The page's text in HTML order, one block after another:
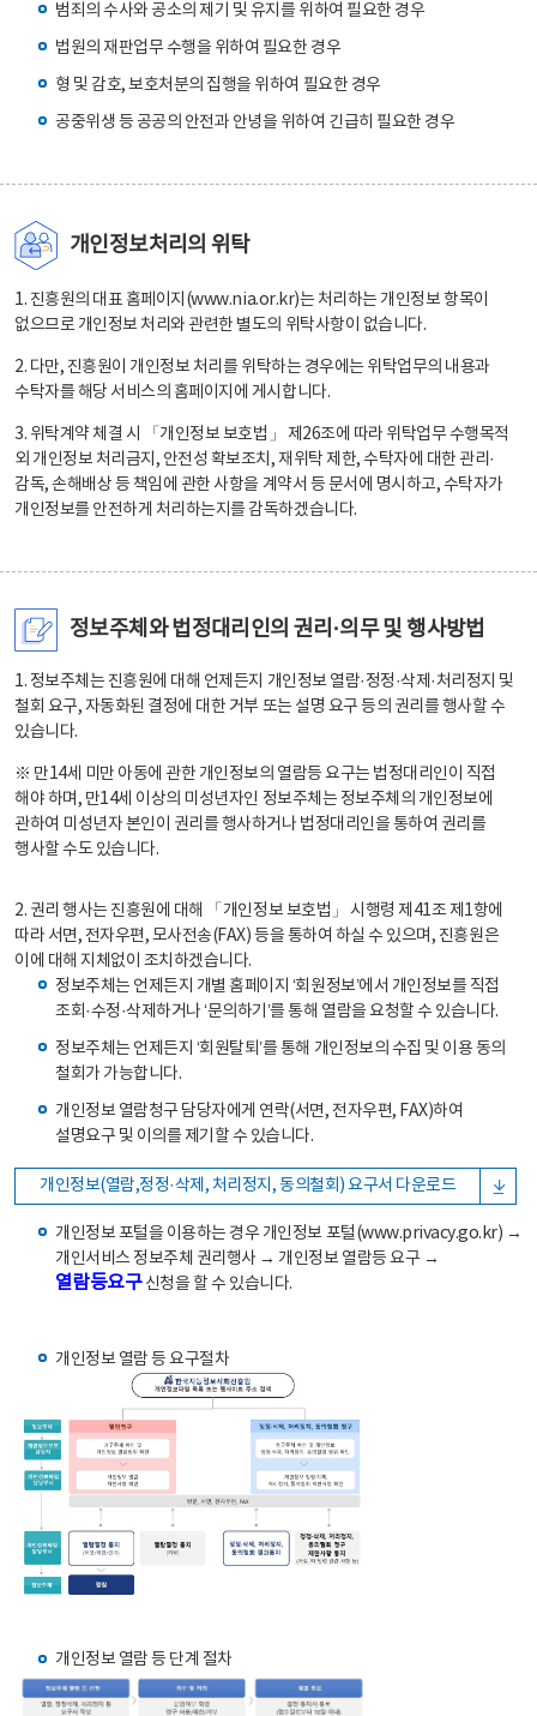
범죄의 수사와 공소의 제기 및 유지를 위하여 필요한 경우
법원의 재판업무 수행을 위하여 필요한 경우
형 및 감호, 보호처분의 집행을 위하여 필요한 경우
공중위생 등 공공의 안전과 안녕을 위하여 긴급히 필요한 경우
개인정보처리의 위탁
1. 진흥원의 대표 홈페이지(www.nia.or.kr)는 처리하는 개인정보 항목이
없으므로 개인정보 처리와 관련한 별도의 위탁사항이 없습니다.
2. 다만, 진흥원이 개인정보 처리를 위탁하는 경우에는 위탁업무의 내용과
수탁자를 해당 서비스의 홈페이지에 게시합니다.
3. 위탁계약 체결 시 「개인정보 보호법」 제26조에 따라 위탁업무 수행목적
외 개인정보 처리금지, 안전성 확보조치, 재위탁 제한, 수탁자에 대한 관리·
감독, 손해배상 등 책임에 관한 사항을 계약서 등 문서에 명시하고, 수탁자가
개인정보를 안전하게 처리하는지를 감독하겠습니다.
정보주체와 법정대리인의 권리·의무 및 행사방법
1. 정보주체는 진흥원에 대해 언제든지 개인정보 열람·정정·삭제·처리정지 및
철회 요구, 자동화된 결정에 대한 거부 또는 설명 요구 등의 권리를 행사할 수
있습니다.
※ 만14세 미만 아동에 관한 개인정보의 열람등 요구는 법정대리인이 직접
해야 하며, 만14세 이상의 미성년자인 정보주체는 정보주체의 개인정보에
관하여 미성년자 본인이 권리를 행사하거나 법정대리인을 통하여 권리를
행사할 수도 있습니다.
2. 권리 행사는 진흥원에 대해 「개인정보 보호법」 시행령 제41조 제1항에
따라 서면, 전자우편, 모사전송(FAX) 등을 통하여 하실 수 있으며, 진흥원은
이에 대해 지체없이 조치하겠습니다.
정보주체는 언제든지 개별 홈페이지 ‘회원정보’에서 개인정보를 직접
조회·수정·삭제하거나 ‘문의하기’를 통해 열람을 요청할 수 있습니다.
정보주체는 언제든지 ‘회원탈퇴’를 통해 개인정보의 수집 및 이용 동의
철회가 가능합니다.
개인정보 열람청구 담당자에게 연락(서면, 전자우편, FAX)하여
설명요구 및 이의를 제기할 수 있습니다.
개인정보(열람,정정·삭제, 처리정지, 동의철회) 요구서 다운로드
개인정보 포털을 이용하는 경우 개인정보 포털(www.privacy.go.kr) →
개인서비스 정보주체 권리행사 → 개인정보 열람등 요구 →
열람등요구신청을 할 수 있습니다.
개인정보 열람 등 요구절차
개인정보 열람 등 단계 절차